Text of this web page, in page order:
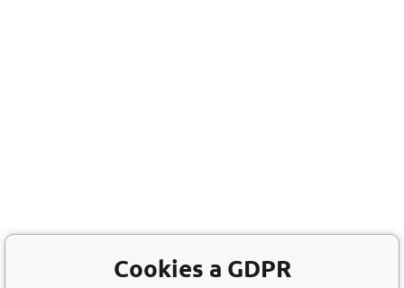
Cookies a GDPR